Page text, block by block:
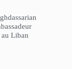
Liban